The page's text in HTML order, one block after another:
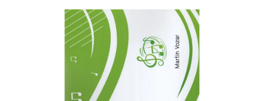
produktu
je
0,0
hvězdiček.